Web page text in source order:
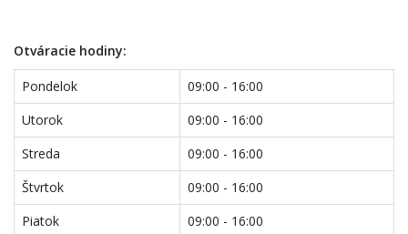
Otváracie hodiny:
Pondelok
09:00 - 16:00
Utorok
09:00 - 16:00
Streda
09:00 - 16:00
Štvrtok
09:00 - 16:00
Piatok
09:00 - 16:00